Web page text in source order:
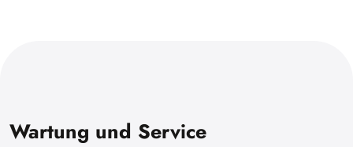
Wartung und Service